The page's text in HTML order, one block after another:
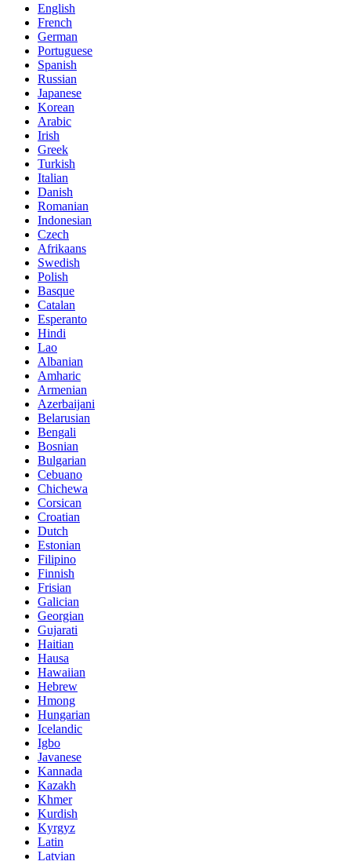
English
French
German
Portuguese
Spanish
Russian
Japanese
Korean
Arabic
Irish
Greek
Turkish
Italian
Danish
Romanian
Indonesian
Czech
Afrikaans
Swedish
Polish
Basque
Catalan
Esperanto
Hindi
Lao
Albanian
Amharic
Armenian
Azerbaijani
Belarusian
Bengali
Bosnian
Bulgarian
Cebuano
Chichewa
Corsican
Croatian
Dutch
Estonian
Filipino
Finnish
Frisian
Galician
Georgian
Gujarati
Haitian
Hausa
Hawaiian
Hebrew
Hmong
Hungarian
Icelandic
Igbo
Javanese
Kannada
Kazakh
Khmer
Kurdish
Kyrgyz
Latin
Latvian